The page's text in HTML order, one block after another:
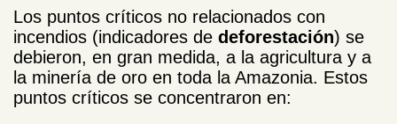
Los puntos críticos no relacionados con
incendios (indicadores de deforestación) se
debieron, en gran medida, a la agricultura y a
la minería de oro en toda la Amazonia. Estos
puntos críticos se concentraron en: